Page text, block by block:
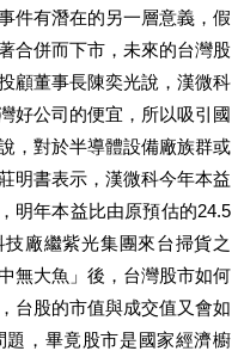
件有潛在的另一層意義，假
合併而下市，未來的台灣股
顧董事長陳奕光說，漢微科
好公司的便宜，所以吸引國
，對於半導體設備廠族群或
明書表示，漢微科今年本益
明年本益比由原預估的24.5
廠繼紫光集團來台掃貨之
無大魚」後，台灣股市如何
台股的市值與成交值又會如
，畢竟股市是國家經濟櫥